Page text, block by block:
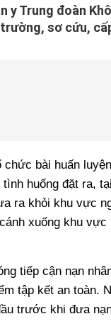
y Trung đoàn
sơ cứu,
chức bài huấn
huống đặt ra,
ra khỏi khu vực
xuống khu vực
tiếp cận nạn
tập kết an toàn.
trước khi đưa